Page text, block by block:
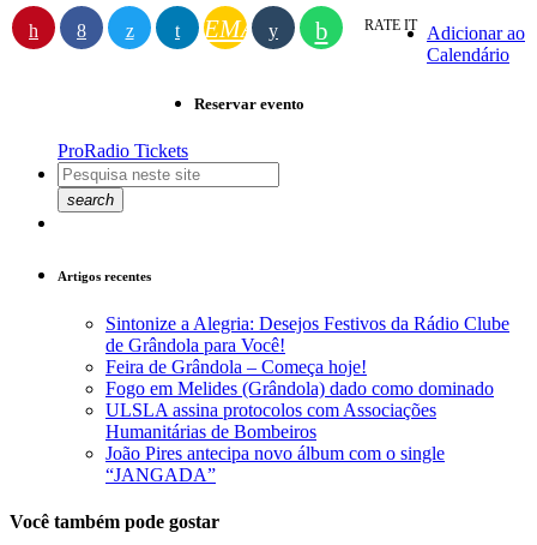
EMAIL RATE IT
Adicionar ao
Calendário
Reservar evento
ProRadio Tickets
search
Artigos recentes
Sintonize a Alegria: Desejos Festivos da Rádio Clube
de Grândola para Você!
Feira de Grândola – Começa hoje!
Fogo em Melides (Grândola) dado como dominado
ULSLA assina protocolos com Associações
Humanitárias de Bombeiros
João Pires antecipa novo álbum com o single
“JANGADA”
Você também pode gostar